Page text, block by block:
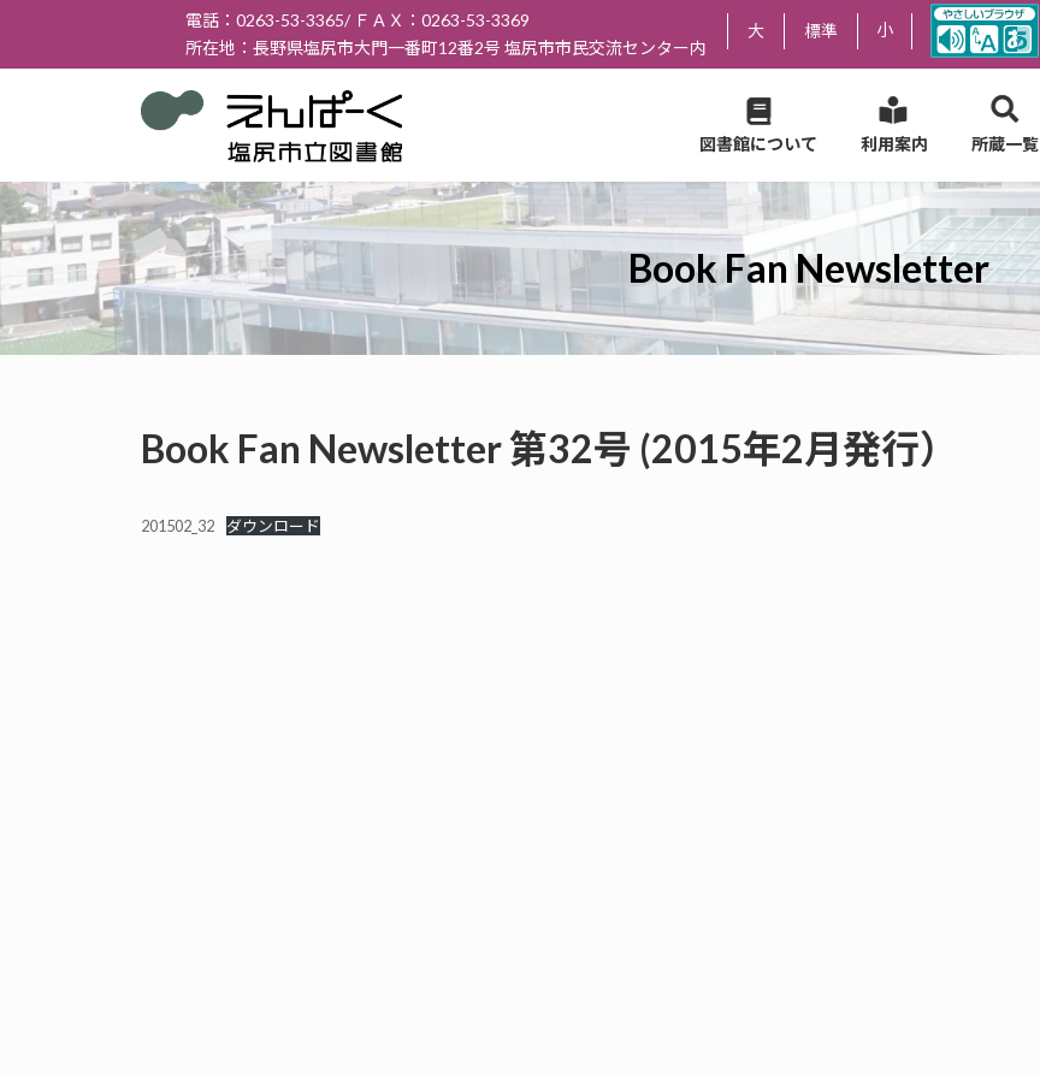
テ
ス
キ
ッ
ゲ
ン
に
移
電話：0263-53-3365/ ＦＡＸ：0263-53-3369
所在地：長野県塩尻市大門一番町12番2号 塩尻市市民交流センター内
大 標準 小
図書館について 利用案内 所蔵一覧
Book Fan Newsletter
Book Fan Newsletter 第32号 (2015年2月発行）
201502_32 ダウンロード